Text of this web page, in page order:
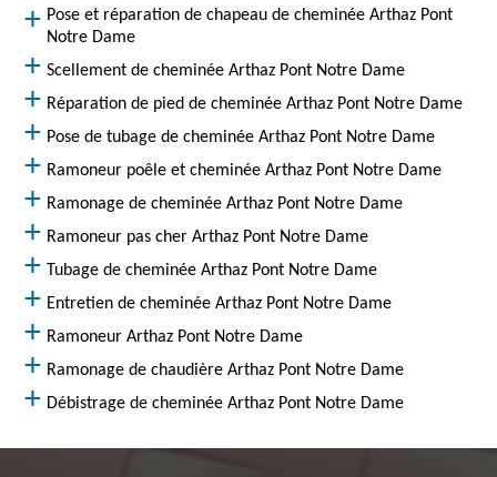
Pose et réparation de chapeau de cheminée Arthaz Pont
Notre Dame
Scellement de cheminée Arthaz Pont Notre Dame
Réparation de pied de cheminée Arthaz Pont Notre Dame
Pose de tubage de cheminée Arthaz Pont Notre Dame
Ramoneur poêle et cheminée Arthaz Pont Notre Dame
Ramonage de cheminée Arthaz Pont Notre Dame
Ramoneur pas cher Arthaz Pont Notre Dame
Tubage de cheminée Arthaz Pont Notre Dame
Entretien de cheminée Arthaz Pont Notre Dame
Ramoneur Arthaz Pont Notre Dame
Ramonage de chaudière Arthaz Pont Notre Dame
Débistrage de cheminée Arthaz Pont Notre Dame